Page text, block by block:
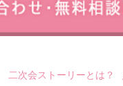
二次会ストーリーとは？